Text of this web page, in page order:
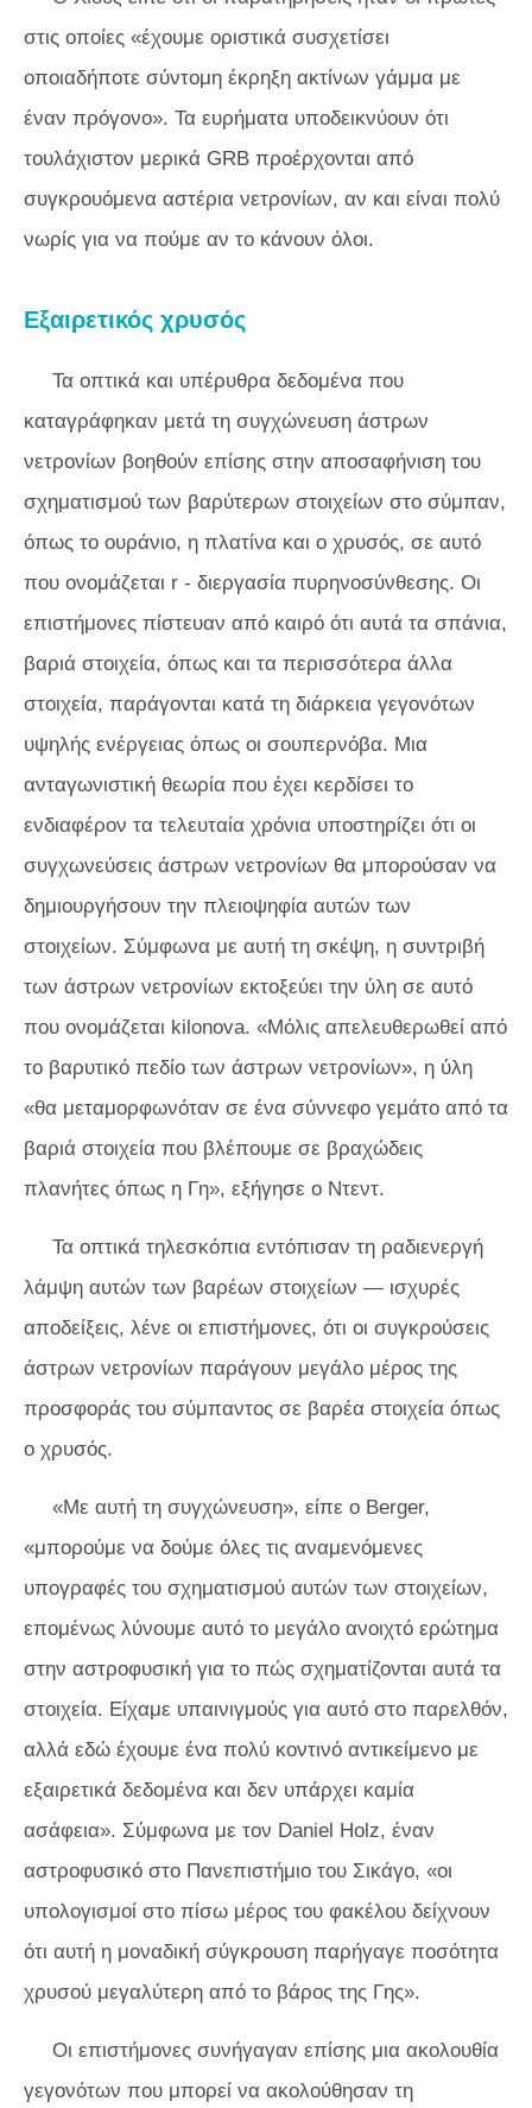
στις οποίες «έχουμε οριστικά συσχετίσει
οποιαδήποτε σύντομη έκρηξη ακτίνων γάμμα με
έναν πρόγονο». Τα ευρήματα υποδεικνύουν ότι
τουλάχιστον μερικά GRB προέρχονται από
συγκρουόμενα αστέρια νετρονίων, αν και είναι πολύ
νωρίς για να πούμε αν το κάνουν όλοι.
Εξαιρετικός χρυσός
Τα οπτικά και υπέρυθρα δεδομένα που
καταγράφηκαν μετά τη συγχώνευση άστρων
νετρονίων βοηθούν επίσης στην αποσαφήνιση του
σχηματισμού των βαρύτερων στοιχείων στο σύμπαν,
όπως το ουράνιο, η πλατίνα και ο χρυσός, σε αυτό
που ονομάζεται r - διεργασία πυρηνοσύνθεσης. Οι
επιστήμονες πίστευαν από καιρό ότι αυτά τα σπάνια,
βαριά στοιχεία, όπως και τα περισσότερα άλλα
στοιχεία, παράγονται κατά τη διάρκεια γεγονότων
υψηλής ενέργειας όπως οι σουπερνόβα. Μια
ανταγωνιστική θεωρία που έχει κερδίσει το
ενδιαφέρον τα τελευταία χρόνια υποστηρίζει ότι οι
συγχωνεύσεις άστρων νετρονίων θα μπορούσαν να
δημιουργήσουν την πλειοψηφία αυτών των
στοιχείων. Σύμφωνα με αυτή τη σκέψη, η συντριβή
των άστρων νετρονίων εκτοξεύει την ύλη σε αυτό
που ονομάζεται kilonova. «Μόλις απελευθερωθεί από
το βαρυτικό πεδίο των άστρων νετρονίων», η ύλη
«θα μεταμορφωνόταν σε ένα σύννεφο γεμάτο από τα
βαριά στοιχεία που βλέπουμε σε βραχώδεις
πλανήτες όπως η Γη», εξήγησε ο Ντεντ.
Τα οπτικά τηλεσκόπια εντόπισαν τη ραδιενεργή
λάμψη αυτών των βαρέων στοιχείων — ισχυρές
αποδείξεις, λένε οι επιστήμονες, ότι οι συγκρούσεις
άστρων νετρονίων παράγουν μεγάλο μέρος της
προσφοράς του σύμπαντος σε βαρέα στοιχεία όπως
ο χρυσός.
«Με αυτή τη συγχώνευση», είπε ο Berger,
«μπορούμε να δούμε όλες τις αναμενόμενες
υπογραφές του σχηματισμού αυτών των στοιχείων,
επομένως λύνουμε αυτό το μεγάλο ανοιχτό ερώτημα
στην αστροφυσική για το πώς σχηματίζονται αυτά τα
στοιχεία. Είχαμε υπαινιγμούς για αυτό στο παρελθόν,
αλλά εδώ έχουμε ένα πολύ κοντινό αντικείμενο με
εξαιρετικά δεδομένα και δεν υπάρχει καμία
ασάφεια». Σύμφωνα με τον Daniel Holz, έναν
αστροφυσικό στο Πανεπιστήμιο του Σικάγο, «οι
υπολογισμοί στο πίσω μέρος του φακέλου δείχνουν
ότι αυτή η μοναδική σύγκρουση παρήγαγε ποσότητα
χρυσού μεγαλύτερη από το βάρος της Γης».
Οι επιστήμονες συνήγαγαν επίσης μια ακολουθία
γεγονότων που μπορεί να ακολούθησαν τη